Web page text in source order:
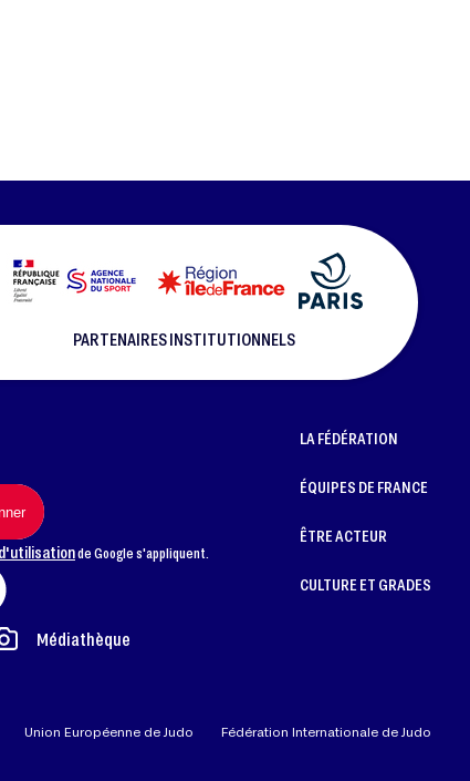
PARTENAIRES INSTITUTIONNELS
de Google s'appliquent.
Médiathèque
LA FÉDÉRATION
ÉQUIPES DE FRANCE
ÊTRE ACTEUR
CULTURE ET GRADES
Union Européenne de Judo Fédération Internationale de Judo